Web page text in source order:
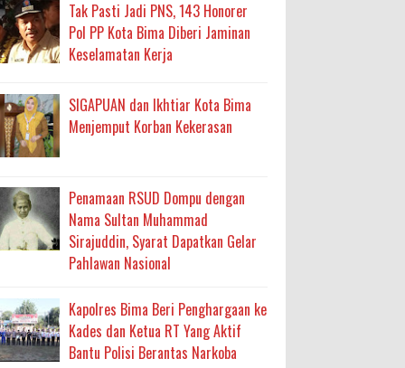
Layanan Berjalan Bertahap
Bantuan BSPS
2027 ke BPJN NTB
Pelaksanaan APBD Kota Bima
Kepercayaan Rakyat Landasan Utama
Air Bersih
Siap Edar
Tak Pasti Jadi PNS, 143 Honorer
Pol PP Kota Bima Diberi Jaminan
Keselamatan Kerja
SIGAPUAN dan Ikhtiar Kota Bima
Menjemput Korban Kekerasan
Penamaan RSUD Dompu dengan
Nama Sultan Muhammad
Sirajuddin, Syarat Dapatkan Gelar
Pahlawan Nasional
Kapolres Bima Beri Penghargaan ke
Kades dan Ketua RT Yang Aktif
Bantu Polisi Berantas Narkoba